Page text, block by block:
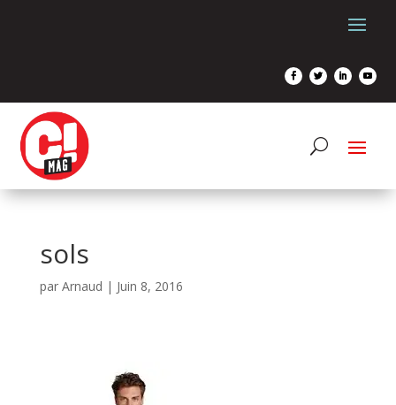
sols
par Arnaud | Juin 8, 2016